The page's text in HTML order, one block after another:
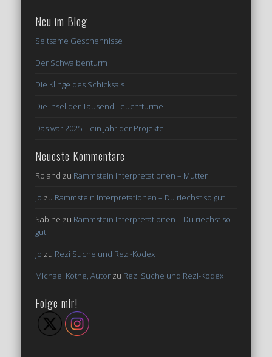
Neu im Blog
Seltsame Geschehnisse
Der Schwalbenturm
Die Klinge des Schicksals
Die Insel der Tausend Leuchttürme
Das war 2025 – ein Jahr der Projekte
Neueste Kommentare
Roland zu Rammstein Interpretationen – Mutter
Jo zu Rammstein Interpretationen – Du riechst so gut
Sabine zu Rammstein Interpretationen – Du riechst so
gut
Jo zu Rezi Suche und Rezi-Kodex
Michael Kothe, Autor zu Rezi Suche und Rezi-Kodex
Folge mir!